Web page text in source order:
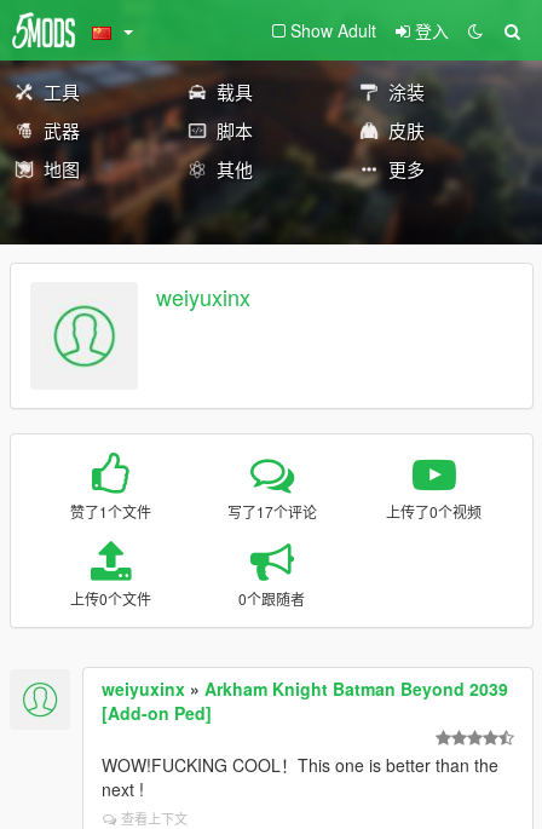
Show Adult 登入
工具 载具
涂装
武器
脚本
皮肤
地图
其他 更多
weiyuxinx
赞了1个文件 写了17个评论 上传了0个视频
上传0个文件 0个跟随者
weiyuxinx » Arkham Knight Batman Beyond 2039
[Add-on Ped]
WOW!FUCKING COOL！This one is better than the
next !
查看上下文